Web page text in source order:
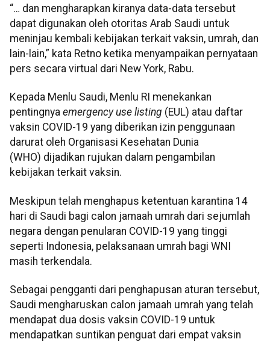
“… dan mengharapkan kiranya data-data tersebut
dapat digunakan oleh otoritas Arab Saudi untuk
meninjau kembali kebijakan terkait vaksin, umrah, dan
lain-lain,” kata Retno ketika menyampaikan pernyataan
pers secara virtual dari New York, Rabu.
Kepada Menlu Saudi, Menlu RI menekankan
pentingnya emergency use listing (EUL) atau daftar
vaksin COVID-19 yang diberikan izin penggunaan
darurat oleh Organisasi Kesehatan Dunia
(WHO) dijadikan rujukan dalam pengambilan
kebijakan terkait vaksin.
Meskipun telah menghapus ketentuan karantina 14
hari di Saudi bagi calon jamaah umrah dari sejumlah
negara dengan penularan COVID-19 yang tinggi
seperti Indonesia, pelaksanaan umrah bagi WNI
masih terkendala.
Sebagai pengganti dari penghapusan aturan tersebut,
Saudi mengharuskan calon jamaah umrah yang telah
mendapat dua dosis vaksin COVID-19 untuk
mendapatkan suntikan penguat dari empat vaksin